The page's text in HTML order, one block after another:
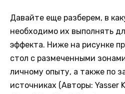
Давайте еще разберем, в
необходимо их выполнять
эффекта. Ниже на рисунке
стол с размеченными
личному опыту, а также по
источниках (Авторы: Yasser